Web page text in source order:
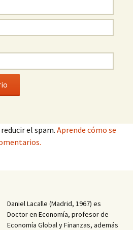
el spam. Aprende cómo se
Daniel Lacalle (Madrid, 1967) es
Doctor en Economía, profesor de
Economía Global y Finanzas, además